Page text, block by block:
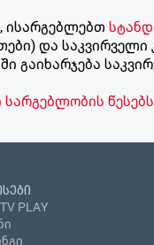
ისარგებლებთ
და
გაიხარჯება
PLAY